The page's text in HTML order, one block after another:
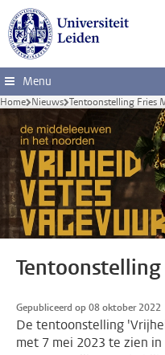
Ga direct naar de inhoud
Menu
Home Nieuws Tentoonstelling Fries
Gepubliceerd op 08 oktober 2022
De tentoonstelling
met 7 mei 2023 te zien